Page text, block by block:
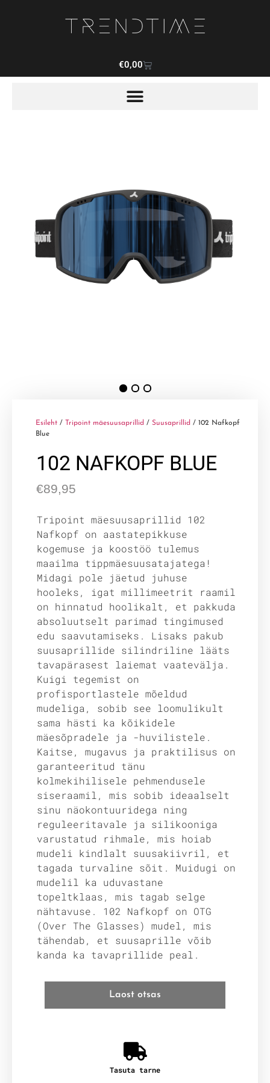
€0,00
Esileht / Tripoint mäesuusaprillid / Suusaprillid / 102 Nafkopf
Blue
102 NAFKOPF BLUE
€89,95
Tripoint mäesuusaprillid 102
Nafkopf on aastatepikkuse
kogemuse ja koostöö tulemus
maailma tippmäesuusatajatega!
Midagi pole jäetud juhuse
hooleks, igat millimeetrit raamil
on hinnatud hoolikalt, et pakkuda
absoluutselt parimad tingimused
edu saavutamiseks. Lisaks pakub
suusaprillide silindriline lääts
tavapärasest laiemat vaatevälja.
Kuigi tegemist on
profisportlastele mõeldud
mudeliga, sobib see loomulikult
sama hästi ka kõikidele
mäesõpradele ja -huvilistele.
Kaitse, mugavus ja praktilisus on
garanteeritud tänu
kolmekihilisele pehmendusele
siseraamil, mis sobib ideaalselt
sinu näokontuuridega ning
reguleeritavale ja silikooniga
varustatud rihmale, mis hoiab
mudeli kindlalt suusakiivril, et
tagada turvaline sõit. Muidugi on
mudelil ka uduvastane
topeltklaas, mis tagab selge
nähtavuse. 102 Nafkopf on OTG
(Over The Glasses) mudel, mis
tähendab, et suusaprille võib
kanda ka tavaprillide peal.
Laost otsas
Tasuta tarne